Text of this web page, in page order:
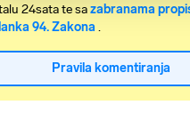
24sata te sazabranama
94. Zakona .
Pravila komentiranja